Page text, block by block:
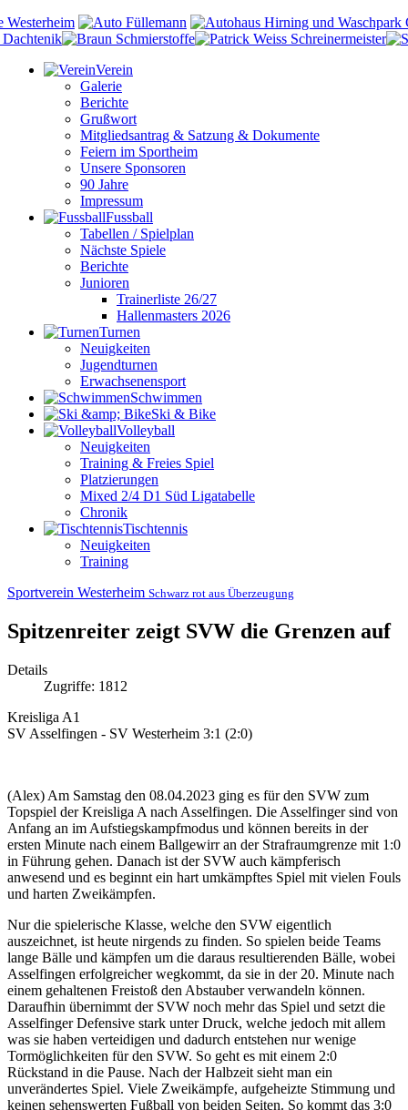
Verein
Galerie
Berichte
Grußwort
Mitgliedsantrag & Satzung & Dokumente
Feiern im Sportheim
Unsere Sponsoren
90 Jahre
Impressum
Fussball
Tabellen / Spielplan
Nächste Spiele
Berichte
Junioren
Trainerliste 26/27
Hallenmasters 2026
Turnen
Neuigkeiten
Jugendturnen
Erwachsenensport
Schwimmen
Ski & Bike
Volleyball
Neuigkeiten
Training & Freies Spiel
Platzierungen
Mixed 2/4 D1 Süd Ligatabelle
Chronik
Tischtennis
Neuigkeiten
Training
Sportverein Westerheim Schwarz rot aus Überzeugung
Spitzenreiter zeigt SVW die Grenzen auf
Details
Zugriffe: 1812
Kreisliga A1
SV Asselfingen - SV Westerheim 3:1 (2:0)
(Alex) Am Samstag den 08.04.2023 ging es für den SVW zum
Topspiel der Kreisliga A nach Asselfingen. Die Asselfinger sind von
Anfang an im Aufstiegskampfmodus und können bereits in der
ersten Minute nach einem Ballgewirr an der Strafraumgrenze mit 1:0
in Führung gehen. Danach ist der SVW auch kämpferisch
anwesend und es beginnt ein hart umkämpftes Spiel mit vielen Fouls
und harten Zweikämpfen.
Nur die spielerische Klasse, welche den SVW eigentlich
auszeichnet, ist heute nirgends zu finden. So spielen beide Teams
lange Bälle und kämpfen um die daraus resultierenden Bälle, wobei
Asselfingen erfolgreicher wegkommt, da sie in der 20. Minute nach
einem gehaltenen Freistoß den Abstauber verwandeln können.
Daraufhin übernimmt der SVW noch mehr das Spiel und setzt die
Asselfinger Defensive stark unter Druck, welche jedoch mit allem
was sie haben verteidigen und dadurch entstehen nur wenige
Tormöglichkeiten für den SVW. So geht es mit einem 2:0
Rückstand in die Pause. Nach der Halbzeit sieht man ein
unverändertes Spiel. Viele Zweikämpfe, aufgeheizte Stimmung und
keinen sehenswerten Fußball von beiden Seiten. So kommt das 3:0